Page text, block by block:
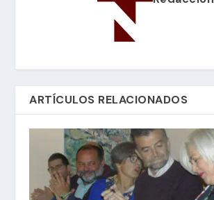
ARTÍCULOS RELACIONADOS